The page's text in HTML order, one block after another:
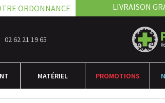
LIVRAISON
ORDONNANCE
02 62 21 19 65
MATÉRIEL PROMOTIONS